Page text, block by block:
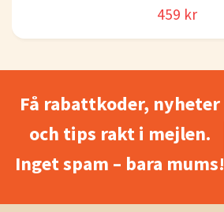
459 kr
Få rabattkoder, nyheter
och tips rakt i mejlen.
Inget spam – bara mums!